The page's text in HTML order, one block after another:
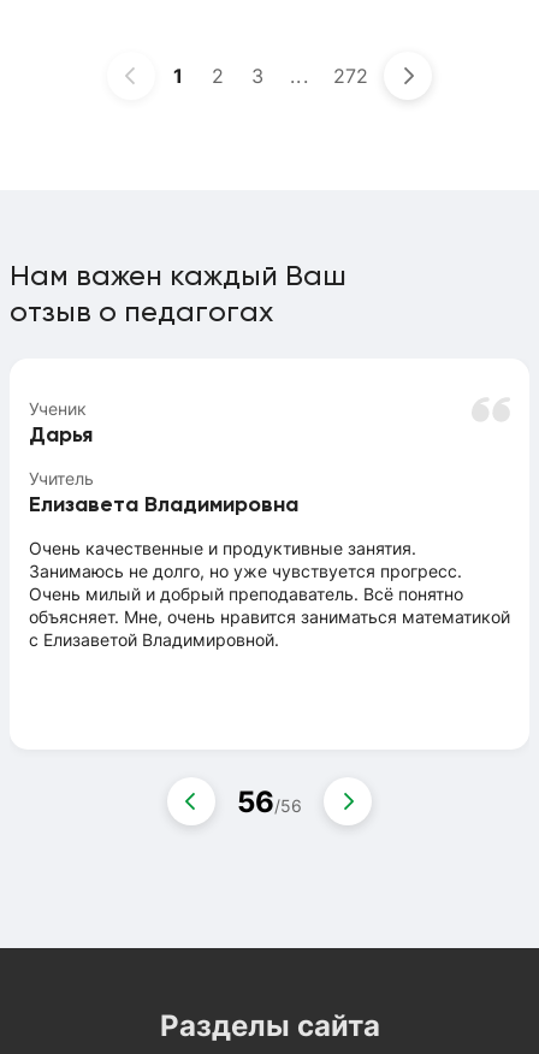
1 2 3 ... 272
Нам важен каждый Ваш
отзыв о педагогах
Ученик
Дарья
Учитель
Елизавета Владимировна
Очень качественные и продуктивные занятия.
Занимаюсь не долго, но уже чувствуется прогресс.
Очень милый и добрый преподаватель. Всё понятно
объясняет. Мне, очень нравится заниматься математикой
с Елизаветой Владимировной.
56/56
Разделы сайта